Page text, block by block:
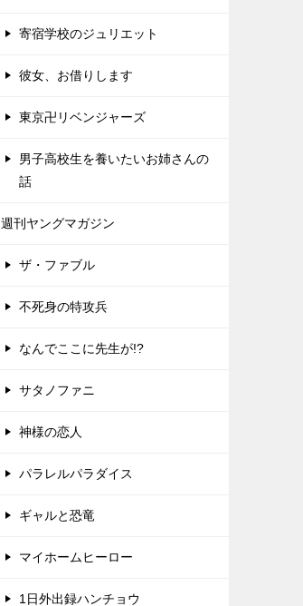
寄宿学校のジュリエット
彼女、お借りします
東京卍リベンジャーズ
男子高校生を養いたいお姉さんの
話
週刊ヤングマガジン
ザ・ファブル
不死身の特攻兵
なんでここに先生が!?
サタノファニ
神様の恋人
パラレルパラダイス
ギャルと恐竜
マイホームヒーロー
1日外出録ハンチョウ